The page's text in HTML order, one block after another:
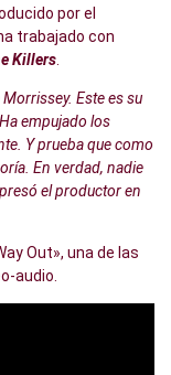
por el
trabajado con
Killers
Este es su
empujado los
Y prueba que como
En verdad, nadie
el productor en
Out», una de las
audio.